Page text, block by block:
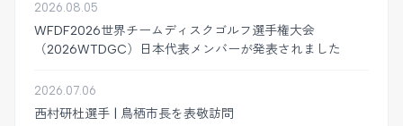
2026.08.05
WFDF2026世界チームディスクゴルフ選手権大会
（2026WTDGC）日本代表メンバーが発表されました
2026.07.06
西村研杜選手 | 鳥栖市長を表敬訪問